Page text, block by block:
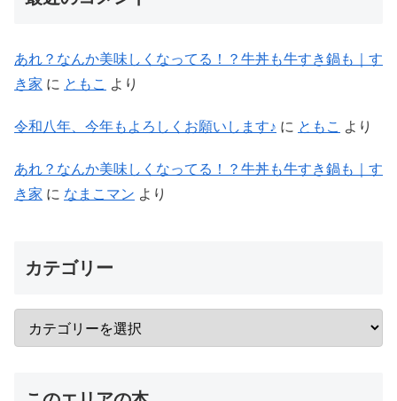
あれ？なんか美味しくなってる！？牛丼も牛すき鍋も｜す
き家 に ともこ より
令和八年、今年もよろしくお願いします♪ に ともこ より
あれ？なんか美味しくなってる！？牛丼も牛すき鍋も｜す
き家 に なまこマン より
カテゴリー